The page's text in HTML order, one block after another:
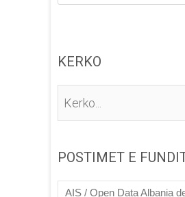
KERKO
POSTIMET E
AIS / Open Data Albania